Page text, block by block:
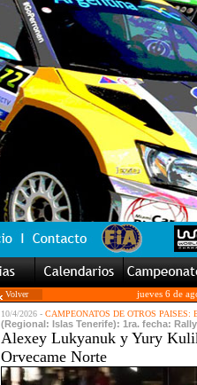
Volver
jueves 6 de
10/4/2026 - CAMPEONATOS DE OTROS PAISES:
(Regional: Islas Tenerife): 1ra. fecha:
Alexey Lukyanuk y Yury
Orvecame Norte